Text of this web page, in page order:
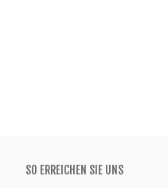
SO ERREICHEN SIE UNS